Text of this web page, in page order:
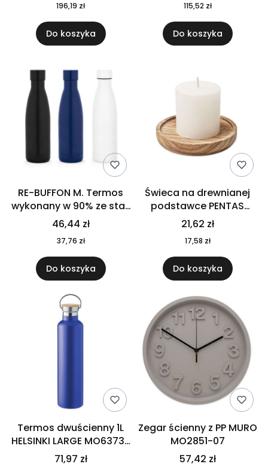
196,19 zł
Do koszyka
115,52 zł
Do koszyka
RE-BUFFON M. Termos
wykonany w 90% ze stali
nierdzewnej
pochodzącej z
recyklingu 520 ml 94294
46,44 zł
37,76 zł
Do koszyka
Świeca na drewnianej
podstawce PENTAS
MO6282-40
21,62 zł
17,58 zł
Do koszyka
Termos dwuścienny 1L
HELSINKI LARGE MO6373-
04
71,97 zł
Zegar ścienny z PP MURO
MO2851-07
57,42 zł